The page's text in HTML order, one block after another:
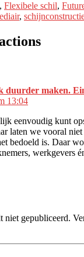
, Flexibele schil,
,
duurder maken.
13:04
eenvoudig kunt
laten we vooral
bedoeld is. Daar
werkgevers
niet gepubliceerd.